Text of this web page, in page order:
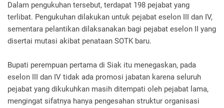
Dalam pengukuhan tersebut, terdapat 198 pejabat yang
terlibat. Pengukuhan dilakukan untuk pejabat eselon III dan IV,
sementara pelantikan dilaksanakan bagi pejabat eselon II yang
disertai mutasi akibat penataan SOTK baru.
Bupati perempuan pertama di Siak itu menegaskan, pada
eselon III dan IV tidak ada promosi jabatan karena seluruh
pejabat yang dikukuhkan masih ditempati oleh pejabat lama,
mengingat sifatnya hanya pengesahan struktur organisasi